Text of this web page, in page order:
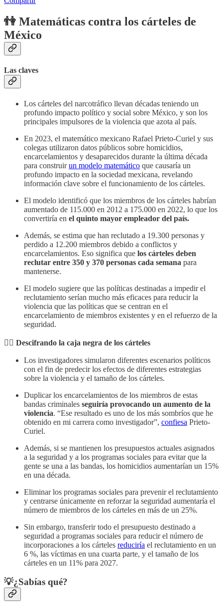
👫 Matemáticas contra los cárteles de
México
Las claves
Los cárteles del narcotráfico llevan décadas teniendo un
profundo impacto político y social sobre México, y son los
principales impulsores de la violencia que azota al país.
En 2023, el matemático mexicano Rafael Prieto-Curiel y sus
colegas utilizaron datos públicos sobre homicidios,
encarcelamientos y desaparecidos durante la última década
para construirun modelo matemático que causaría un
profundo impacto en la sociedad mexicana, revelando
información clave sobre el funcionamiento de los cárteles.
El modelo identificó que los miembros de los cárteles habrían
aumentado de 115.000 en 2012 a 175.000 en 2022, lo que los
convertiría en el quinto mayor empleador del país.
Además, se estima que han reclutado a 19.300 personas y
perdido a 12.200 miembros debido a conflictos y
encarcelamientos. Eso significa que los cárteles deben
reclutar entre 350 y 370 personas cada semana para
mantenerse.
El modelo sugiere que las políticas destinadas a impedir el
reclutamiento serían mucho más eficaces para reducir la
violencia que las políticas que se centran en el
encarcelamiento de miembros existentes y en el refuerzo de la
seguridad.
👮‍♀️ Descifrando la caja negra de los cárteles
Los investigadores simularon diferentes escenarios políticos
con el fin de predecir los efectos de diferentes estrategias
sobre la violencia y el tamaño de los cárteles.
Duplicar los encarcelamientos de los miembros de estas
bandas criminales seguiría provocando un aumento de la
violencia. “Ese resultado es uno de los más sombríos que he
obtenido en mi carrera como investigador”, confiesa Prieto-
Curiel.
Además, si se mantienen los presupuestos actuales asignados
a la seguridad y a los programas sociales para evitar que la
gente se una a las bandas, los homicidios aumentarían un 15%
en una década.
Eliminar los programas sociales para prevenir el reclutamiento
y centrarse únicamente en reforzar la seguridad aumentaría el
número de miembros de los cárteles en más de un 25%.
Sin embargo, transferir todo el presupuesto destinado a
seguridad a programas sociales para reducir el número de
incorporaciones a los cárteles reduciría el reclutamiento en un
6 %, las víctimas en una cuarta parte, y el tamaño de los
cárteles en un 11% para 2027.
💡¿Sabías qué?